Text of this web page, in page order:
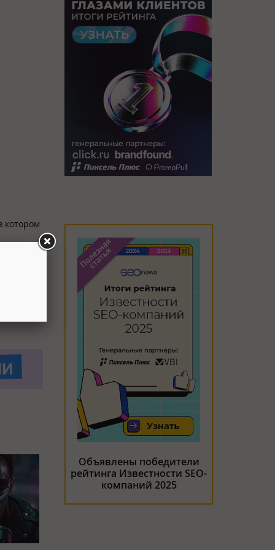
котором
Объявлены победители
рейтинга Известности SEO-
компаний 2025